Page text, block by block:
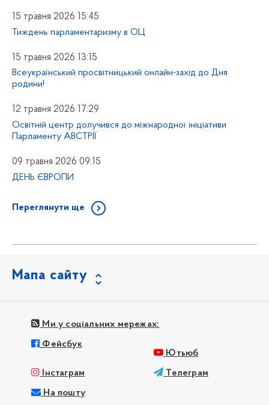
15 травня 2026 15:45
Тиждень парламентаризму в ОЦ
15 травня 2026 13:15
Всеукраїнський просвітницький онлайн-захід до Дня
родини!
12 травня 2026 17:29
Освітній центр долучився до міжнародної ініціативи
Парламенту АВСТРІЇ
09 травня 2026 09:15
ДЕНЬ ЄВРОПИ
Переглянути ще
Мапа сайту
Ми у соціальних мережах:
Фейсбук
Ютьюб
Інстаграм Телеграм
На пошту